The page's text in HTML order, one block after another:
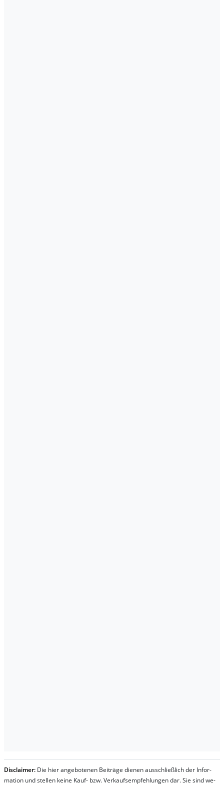
Dis­clai­mer: Die hier an­ge­bo­te­nen Bei­trä­ge die­nen aus­schließ­lich der In­for­
ma­t­ion und stel­len kei­ne Kauf- bzw. Ver­kaufs­em­pfeh­lung­en dar. Sie sind we­